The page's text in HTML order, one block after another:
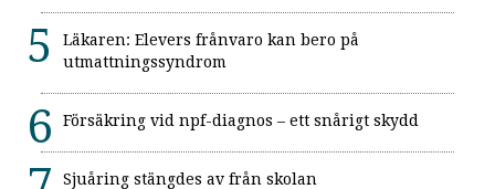
Läkaren: Elevers frånvaro kan bero på
utmattningssyndrom
Försäkring vid npf-diagnos – ett snårigt skydd
Sjuåring stängdes av från skolan